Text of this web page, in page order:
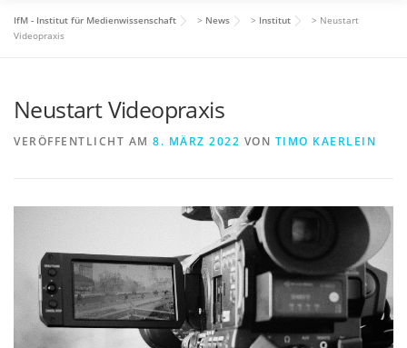
HOME
INSTITUT FORSCHUNG
IfM - Institut für Medienwissenschaft > News > Institut > Neustart
Videopraxis
Neustart Videopraxis
VERÖFFENTLICHT AM 8. MÄRZ 2022 VON TIMO KAERLEIN